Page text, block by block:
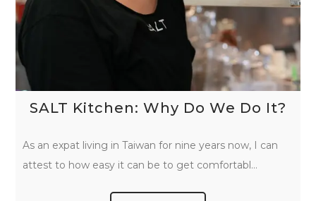
SALT Kitchen: Why Do We Do It?
As an expat living in Taiwan for nine years now, I can
attest to how easy it can be to get comfortabl…